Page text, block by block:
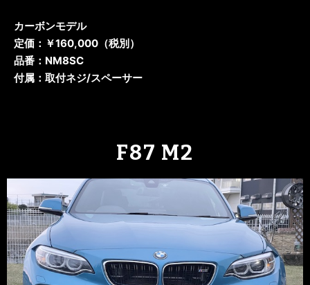
カーボンモデル
定価：￥160,000（税別）
品番：NM8SC
付属：取付ネジ/スペーサー
F87 M2